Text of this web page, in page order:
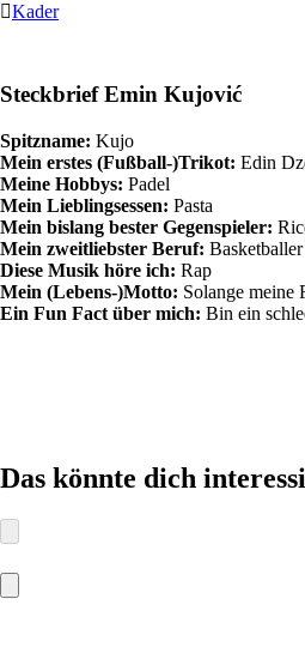
Kader
Steckbrief Emin Kujović
Spitzname: Kujo
Mein erstes (Fußball-)Trikot: Edin
Meine Hobbys: Padel
Mein Lieblingsessen: Pasta
Mein bislang bester Gegenspieler:
Mein zweitliebster Beruf: Basketballer
Diese Musik höre ich: Rap
Mein (Lebens-)Motto: Solange meine
Ein Fun Fact über mich: Bin ein
Das könnte dich